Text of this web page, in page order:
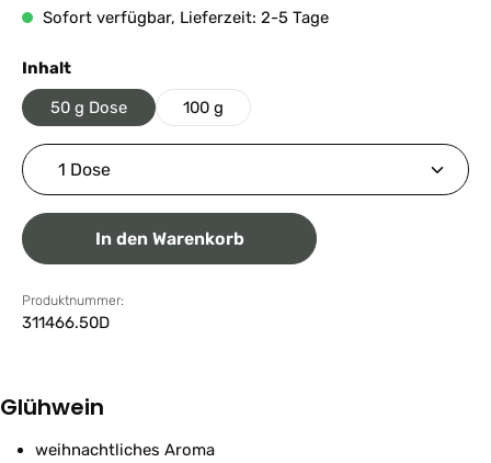
Sofort verfügbar, Lieferzeit: 2-5 Tage
Inhaltauswählen
50 g Dose 100 g
Produkt Anzahl: Gib den gewünschten Wert ein
In den Warenkorb
Produktnummer:
311466.50D
Glühwein
weihnachtliches Aroma